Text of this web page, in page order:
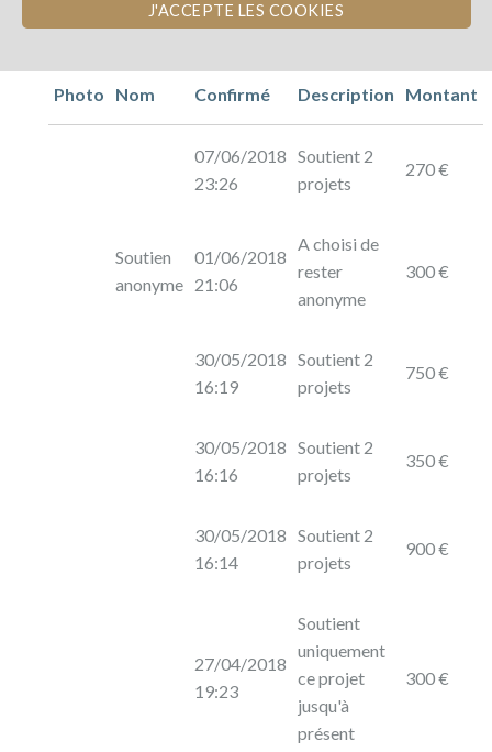
J'ACCEPTE LES COOKIES
Photo Nom Confirmé Description Montant
07/06/2018
23:26
Soutient 2
projets
270 €
Soutien
anonyme
01/06/2018
21:06
A choisi de
rester
anonyme
300 €
30/05/2018
16:19
Soutient 2
projets
750 €
30/05/2018
16:16
Soutient 2
projets
350 €
30/05/2018
16:14
Soutient 2
projets
900 €
27/04/2018
19:23
Soutient
uniquement
ce projet
jusqu'à
présent
300 €